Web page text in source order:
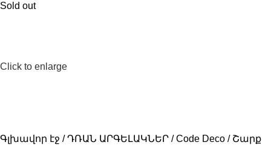
Sold out
Click to enlarge
Գլխավոր էջ ԴՌԱՆ ԱՐԳԵԼԱԿՆԵՐ Code Deco
Շարք